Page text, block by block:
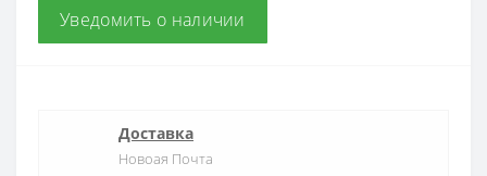
Уведомить о наличии
Доставка
Новоая Почта